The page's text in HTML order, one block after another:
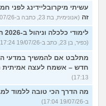
עשיתי מיקרובליידינג לפני
זה (אנונימית, בת 23, כתבה ב-19/07/26 17:35)
לימודי כלכלה וניהול ב-2026 האם יהיה לי עתיד בזה?
(כפיר, בן 23, כתב ב-19/07/26 17:24)
מתלבט אם להמשיך במדעי
חדש – אשמח לעצה אמיתית
17:13)
מה הדרך הכי טובה ללמוד
ב-19/07/26 17:04)